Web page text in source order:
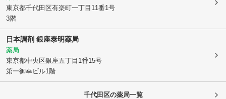
東京都千代田区有楽町一丁目11番1号
3階
日本調剤 銀座泰明薬局
薬局
東京都中央区銀座五丁目1番15号
第一御幸ビル1階
千代田区の薬局一覧